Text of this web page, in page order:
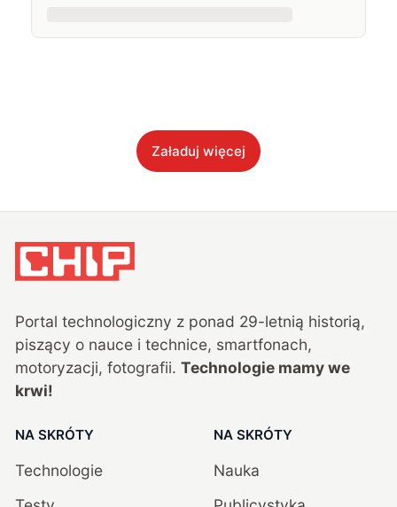
Załaduj więcej
Portal technologiczny z ponad 29-letnią historią,
piszący o nauce i technice, smartfonach,
motoryzacji, fotografii. Technologie mamy we
krwi!
NA SKRÓTY
Technologie
NA SKRÓTY
Nauka